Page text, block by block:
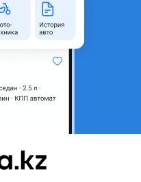
КАТУШКА.
КОМПРЕ